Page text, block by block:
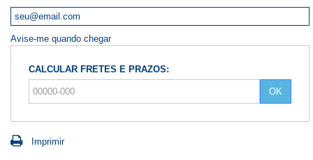
Avise-me quando chegar
CALCULAR FRETES E PRAZOS:
OK
Imprimir